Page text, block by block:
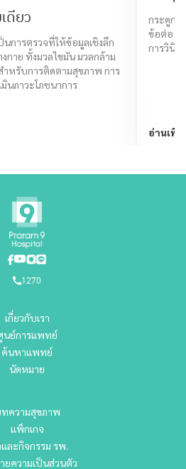
ดียว
นการตรวจที่ให้ข้อมูลเชิงลึก
กาย ทั้งมวลไขมัน มวลกล้าม
ำหรับการติดตามสุขภาพ การ
นภาวะโภชนาการ
กระดูกง
ข้อต่อ โ
การวินิฉั
อ่านเพิ่
1270
เกี่ยวกับเรา
นย์การแพทย์
ค้นหาแพทย์
นัดหมาย
ความสุขภาพ
แพ็กเกจ
ละกิจกรรม รพ.
ยความเป็นส่วนตัว